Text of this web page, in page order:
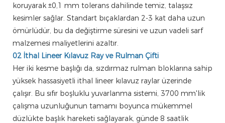
koruyarak ±0,1 mm tolerans dahilinde temiz, talaşsız
kesimler sağlar. Standart bıçaklardan 2-3 kat daha uzun
ömürlüdür, bu da değiştirme süresini ve uzun vadeli sarf
malzemesi maliyetlerini azaltır.
02 İthal Lineer Kılavuz Ray ve Rulman Çifti
Her iki kesme başlığı da, sızdırmaz rulman bloklarına sahip
yüksek hassasiyetli ithal lineer kılavuz raylar üzerinde
çalışır. Bu sıfır boşluklu yuvarlanma sistemi, 3700 mm'lik
çalışma uzunluğunun tamamı boyunca mükemmel
düzlükte başlık hareketi sağlayarak, günde 8 saatlik